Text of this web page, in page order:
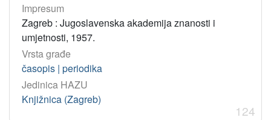
Impresum
Zagreb : Jugoslavenska akademija znanosti i
umjetnosti, 1957.
Vrsta građe
časopis | periodika
Jedinica HAZU
Knjižnica (Zagreb)
124